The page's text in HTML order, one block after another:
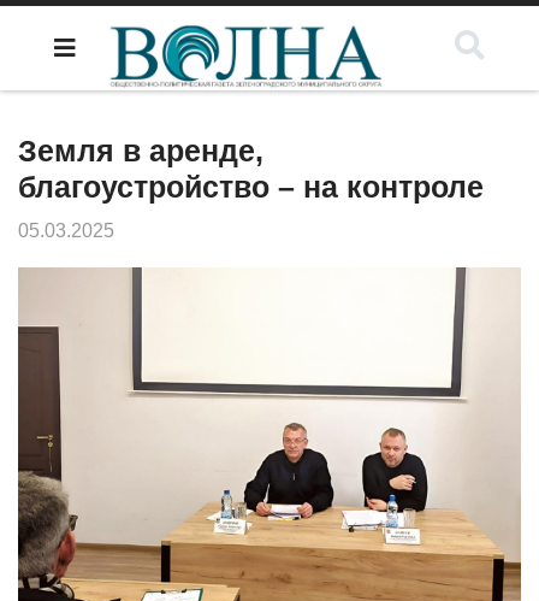
Земля в аренде,
благоустройство – на контроле
05.03.2025